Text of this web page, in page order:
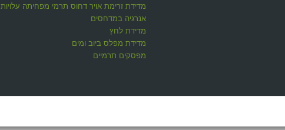
מדידת זרימת אויר דחוס תרמי מפחיתה עלויות
אנרגיה במדחסים
מדידת לחץ
מדידת מפלס ביוב ומים
מפסקים תרמיים